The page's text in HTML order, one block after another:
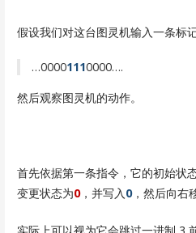
假设我们对这台图灵机输入一条标
…00001110000….
然后观察图灵机的动作。
首先依据第一条指令，它的初始状
变更状态为0，并写入0，然后向右